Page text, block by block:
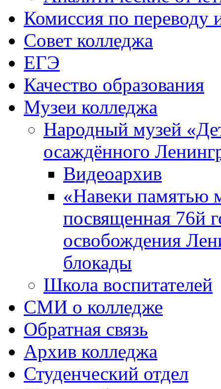
Комиссия по переводу
Совет колледжа
ЕГЭ
Качество образования
Музеи колледжа
Народный музей
осаждённого
Видеоархив
«Навеки памятью
посвященная 76й
освобождения
блокады
Школа воспитателей
СМИ о колледже
Обратная связь
Архив колледжа
Студенческий отдел